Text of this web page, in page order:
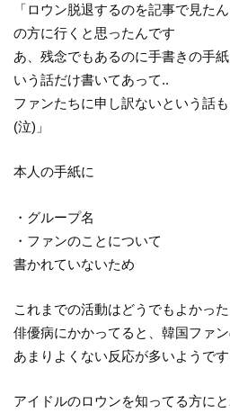
「ロウン脱退するのを記事で見たん
の方に行くと思ったんです
あ、残念でもあるのに手書きの手
いう話だけ書いてあって..
ファンたちに申し訳ないという話
(泣)」
本人の手紙に
・グループ名
・ファンのことについて
書かれていないため
これまでの活動はどうでもよかった
俳優病にかかってると、韓国ファ
あまりよくない反応が多いようです
アイドルのロウンを知ってる方に